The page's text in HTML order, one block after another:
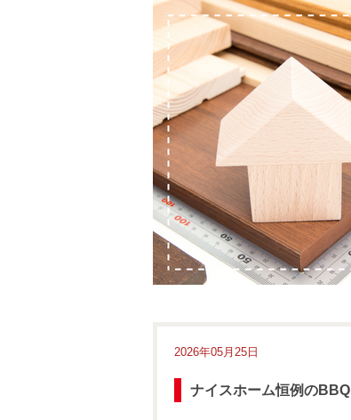
2026年05月25日
ナイスホーム恒例のBBQ